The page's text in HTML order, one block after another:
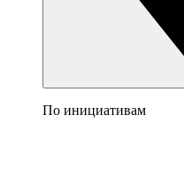
По инициативам